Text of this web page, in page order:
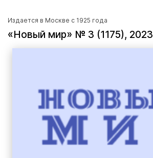
Издается в Москве с 1925 года
«Новый мир» № 3 (1175), 2023